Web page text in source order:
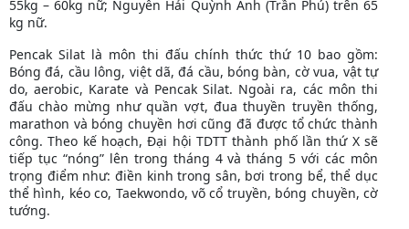
55kg – 60kg nữ; Nguyễn Hải Quỳnh Anh (Trần Phú) trên 65
kg nữ.
Pencak Silat là môn thi đấu chính thức thứ 10 bao gồm:
Bóng đá, cầu lông, việt dã, đá cầu, bóng bàn, cờ vua, vật tự
do, aerobic, Karate và Pencak Silat. Ngoài ra, các môn thi
đấu chào mừng như quần vợt, đua thuyền truyền thống,
marathon và bóng chuyền hơi cũng đã được tổ chức thành
công. Theo kế hoạch, Đại hội TDTT thành phố lần thứ X sẽ
tiếp tục “nóng” lên trong tháng 4 và tháng 5 với các môn
trọng điểm như: điền kinh trong sân, bơi trong bể, thể dục
thể hình, kéo co, Taekwondo, võ cổ truyền, bóng chuyền, cờ
tướng.